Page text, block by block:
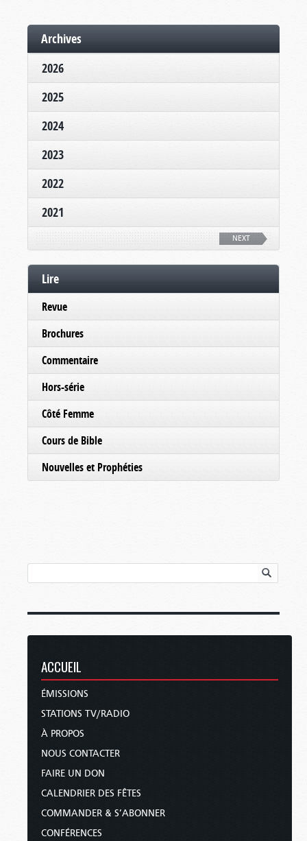
Archives
2026
2025
2024
2023
2022
2021
NEXT
Lire
Revue
Brochures
Commentaire
Hors-série
Côté Femme
Cours de Bible
Nouvelles et Prophéties
ACCUEIL
ÉMISSIONS
STATIONS TV/RADIO
À PROPOS
NOUS CONTACTER
FAIRE UN DON
CALENDRIER DES FÊTES
COMMANDER & S’ABONNER
CONFÉRENCES